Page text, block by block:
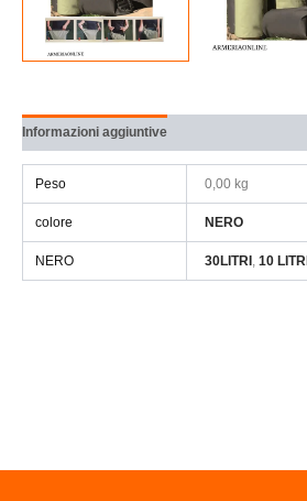
Informazioni aggiuntive
Peso 0,00 kg
colore NERO
NERO 30LITRI ,10 LITRI